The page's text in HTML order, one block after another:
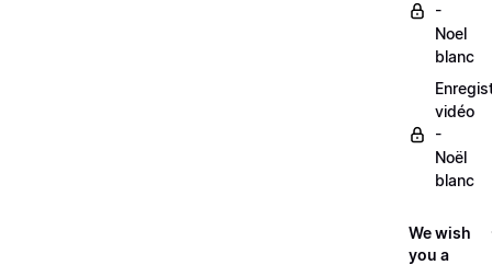
-
Noel
blanc
vidéo
-
Noël
blanc
We wish
you a